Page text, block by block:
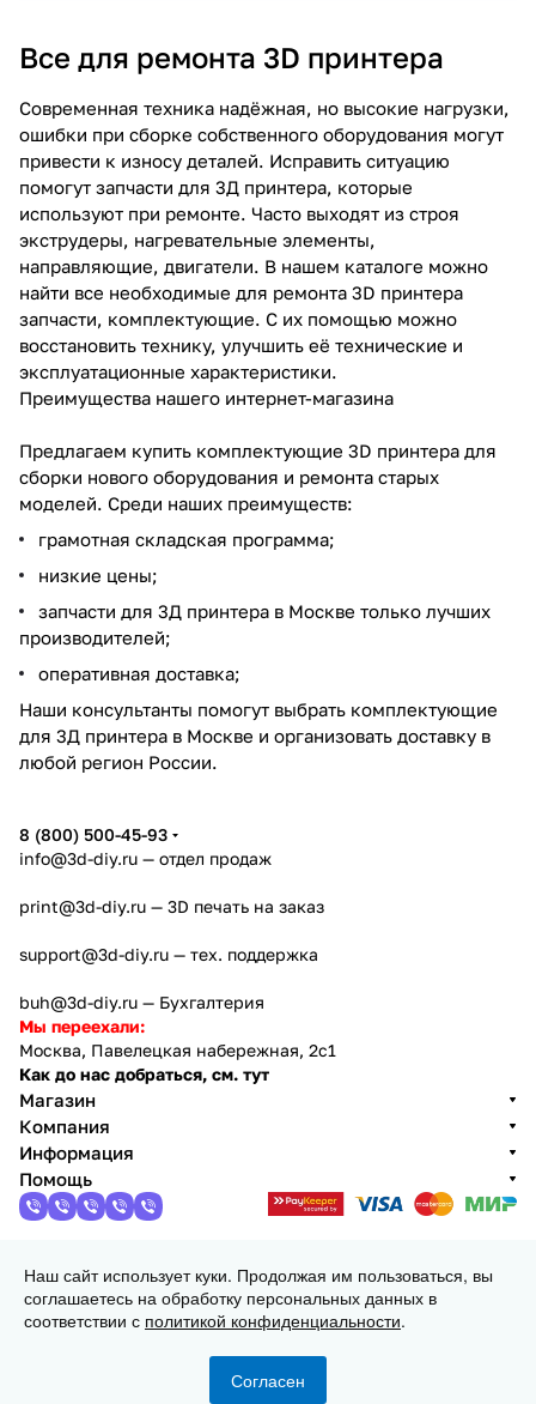
Все для ремонта 3D принтера
Современная техника надёжная, но высокие нагрузки,
ошибки при сборке собственного оборудования могут
привести к износу деталей. Исправить ситуацию
помогут запчасти для 3Д принтера, которые
используют при ремонте. Часто выходят из строя
экструдеры, нагревательные элементы,
направляющие, двигатели. В нашем каталоге можно
найти все необходимые для ремонта 3D принтера
запчасти, комплектующие. С их помощью можно
восстановить технику, улучшить её технические и
эксплуатационные характеристики.
Преимущества нашего интернет-магазина
Предлагаем купить комплектующие 3D принтера для
сборки нового оборудования и ремонта старых
моделей. Среди наших преимуществ:
грамотная складская программа;
низкие цены;
запчасти для 3Д принтера в Москве только лучших
производителей;
оперативная доставка;
Наши консультанты помогут выбрать комплектующие
для 3Д принтера в Москве и организовать доставку в
любой регион России.
8 (800) 500-45-93
info@3d-diy.ru — отдел продаж
print@3d-diy.ru — 3D печать на заказ
support@3d-diy.ru — тех. поддержка
buh@3d-diy.ru — Бухгалтерия
Мы переехали:
Москва, Павелецкая набережная, 2с1
Как до нас добраться, см. тут
Магазин
Компания
Информация
Помощь
2013 - 2026 © 3DiY (Тридиай) - интернет-магазин
комплектующих для 3D принтеров, ЧПУ станков и
робототехники
Наш сайт использует куки. Продолжая им пользоваться, вы
соглашаетесь на обработку персональных данных в
соответствии с политикой конфиденциальности.
Согласен